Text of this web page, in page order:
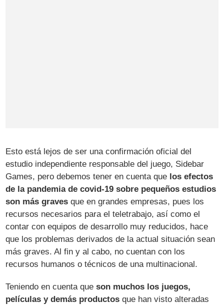
Esto está lejos de ser una confirmación oficial del
estudio independiente responsable del juego, Sidebar
Games, pero debemos tener en cuenta que los efectos
de la pandemia de covid-19 sobre pequeños estudios
son más graves que en grandes empresas, pues los
recursos necesarios para el teletrabajo, así como el
contar con equipos de desarrollo muy reducidos, hace
que los problemas derivados de la actual situación sean
más graves. Al fin y al cabo, no cuentan con los
recursos humanos o técnicos de una multinacional.
Teniendo en cuenta queson muchos los juegos,
películas y demás productos que han visto alteradas